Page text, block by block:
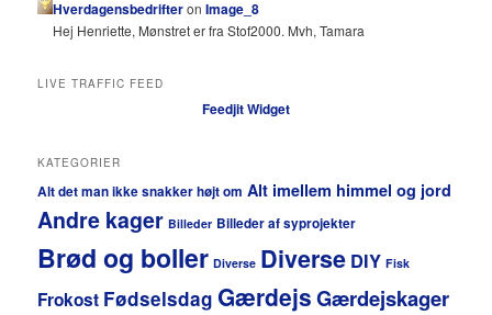
HverdagensbedrifteronImage_8
Hej Henriette, Mønstret er fra Stof2000. Mvh, Tamara
LIVE TRAFFIC FEED
Feedjit Widget
KATEGORIER
Alt det man ikke snakker højt om Alt imellem himmel og jord
Andre kager Billeder Billeder af syprojekter
Brød og boller Diverse Diverse DIY Fisk
Frokost Fødselsdag GærdejsGærdejskager